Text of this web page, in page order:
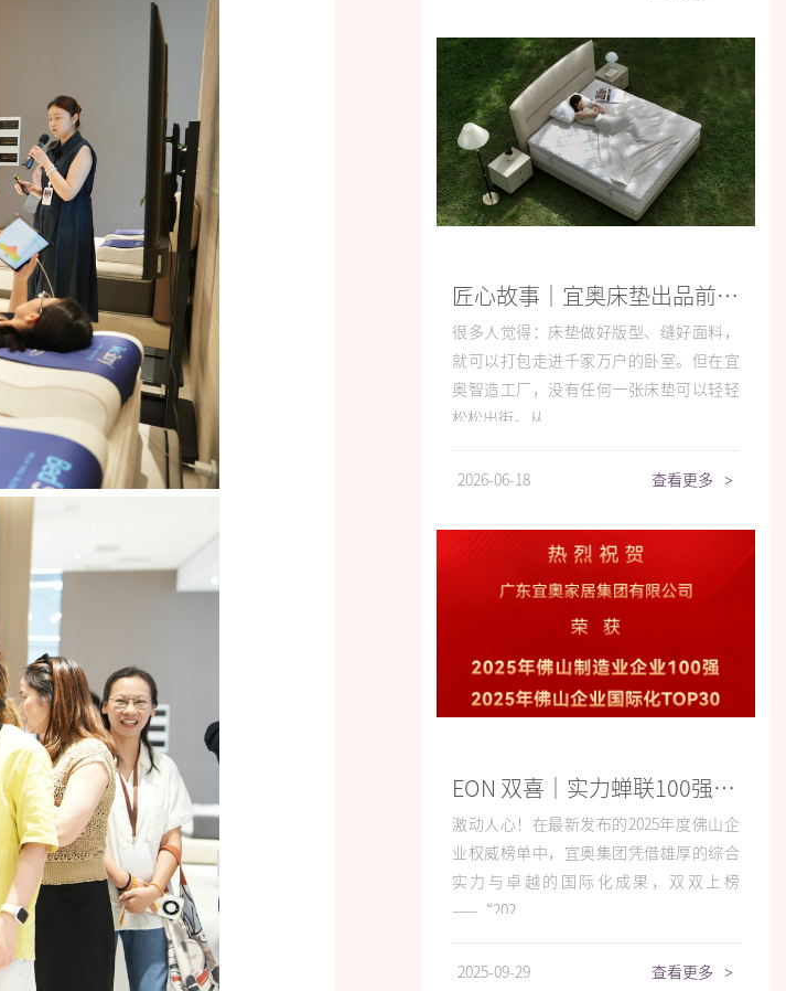
匠心故事｜宜奥床垫出品前必闯的“5道大关”
很多人觉得：床垫做好版型、缝好面料，
就可以打包走进千家万户的卧室。但在宜
奥智造工厂，没有任何一张床垫可以轻轻
松松出街。从...
2026-06-18 查看更多 >
EON 双喜｜实力蝉联100强，国际化步伐迈向TOP30
激动人心！在最新发布的2025年度佛山企
业权威榜单中，宜奥集团凭借雄厚的综合
实力与卓越的国际化成果，双双上榜
——“202...
2025-09-29 查看更多 >